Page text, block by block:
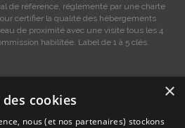
de référence, réglementé par une charte
certifier la qualité des hébergements
de proximité avec une visite tous les 4
habilitée. Label de 1 à 5 clés.
×
cookies
nous (et nos partenaires) stockons